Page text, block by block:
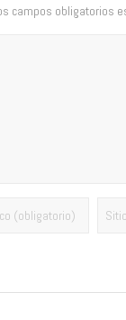
campos obligatorios